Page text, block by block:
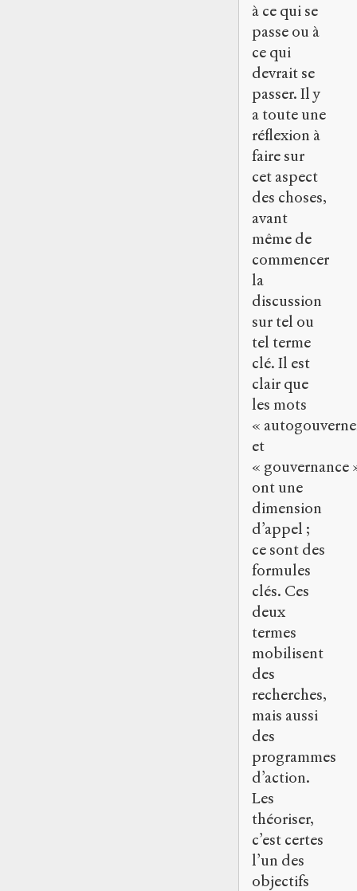
à ce qui se
passe ou à
ce qui
devrait se
passer. Il y
a toute une
réflexion à
faire sur
cet aspect
des choses,
avant
même de
commencer
la
discussion
sur tel ou
tel terme
clé. Il est
clair que
les mots
«
et
« gouvernance
ont une
dimension
d’appel ;
ce sont des
formules
clés. Ces
deux
termes
mobilisent
des
recherches,
mais aussi
des
programmes
d’action.
Les
théoriser,
c’est certes
l’un des
objectifs